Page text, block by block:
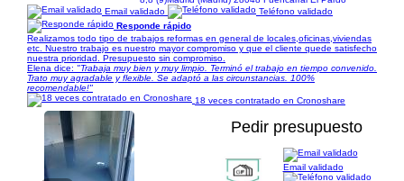
Email validado
Teléfono validado
Responde rápido
Realizamos todo tipo de trabajos reformas en general de locales,oficinas,viviendas
etc. Nuestro trabajo es nuestro mayor compromiso y que el cliente quede satisfecho
nuestra prioridad. Presupuesto sin compromiso.
Elena dice: "Trabaja muy bien y muy limpio. Terminó el trabajo en tiempo convenido.
Trato muy agradable y flexible. Se adaptó a las circunstancias. 100%
recomendable!"
18 veces contratado en Cronoshare
Pedir presupuesto
Email validado